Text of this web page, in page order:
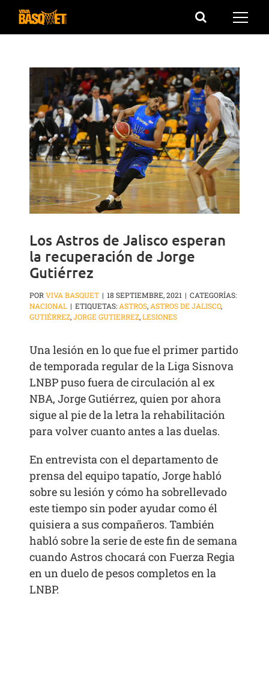
Saltar
Los Astros de Jalisco esperan
la recuperación de Jorge
Gutiérrez
PORVIVA BASQUET | 18 SEPTIEMBRE, 2021 | CATEGORÍAS:
NACIONAL | ETIQUETAS: ASTROS, ASTROS DE JALISCO,
GUTIÉRREZ,JORGE GUTIERREZ,LESIONES
Una lesión en lo que fue el primer partido
de temporada regular de la Liga Sisnova
LNBP puso fuera de circulación al ex
NBA, Jorge Gutiérrez, quien por ahora
sigue al pie de la letra la rehabilitación
para volver cuanto antes a las duelas.
En entrevista con el departamento de
prensa del equipo tapatío, Jorge habló
sobre su lesión y cómo ha sobrellevado
este tiempo sin poder ayudar como él
quisiera a sus compañeros. También
habló sobre la serie de este fin de semana
cuando Astros chocará con Fuerza Regia
en un duelo de pesos completos en la
LNBP.